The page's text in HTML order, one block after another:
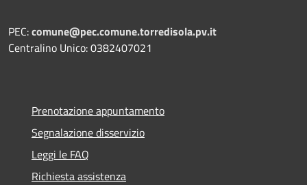
PEC:comune@pec.comune.torredisola.pv.it
Centralino Unico: 0382407021
Prenotazione appuntamento
Segnalazione disservizio
Leggi le FAQ
Richiesta assistenza